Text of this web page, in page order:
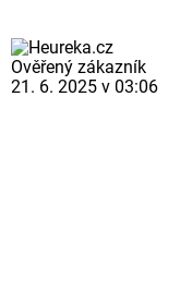
Ověřený zákazník
21. 6. 2025 v 03:06